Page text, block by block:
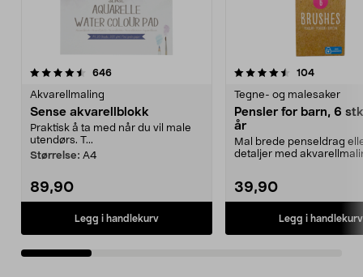
646anmeldelser
Akvarellmaling
Sense akvarellblokk
Praktisk å ta med når du vil male
utendørs. T...
Størrelse: A4
89,90
Legg i handlekurv
4.5 av 5 stjerner 104
Tegne- og malesaker
Pensler for barn, 6
år
Mal brede penseldrag
detaljer med
39,90
Legg i handlekurv
4.5 av 5 stjerner